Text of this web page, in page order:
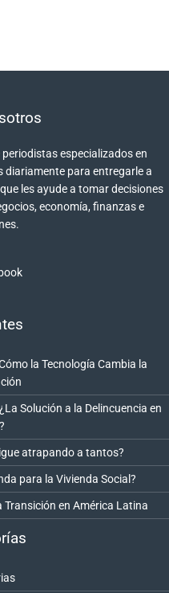
especializados en
para entregarle a
les ayude a tomar decisiones
economía, finanzas e
la Tecnología Cambia la
Solución a la Delincuencia en
atrapando a tantos?
para la Vivienda Social?
Transición en América Latina